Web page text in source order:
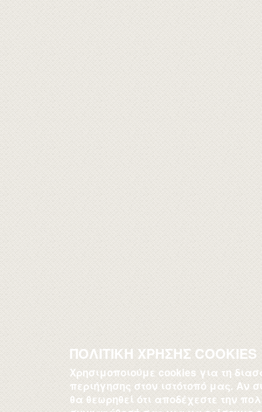
ΠΟΛΙΤΙΚΗ ΧΡΗΣΗΣ COOKIES
Χρησιμοποιούμε cookies για τη
περιήγησης στον ιστότοπό μας. Αν
θα θεωρηθεί ότι αποδέχεστε την